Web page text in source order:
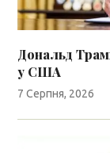
Дональд
у США
7 Серпня, 2026